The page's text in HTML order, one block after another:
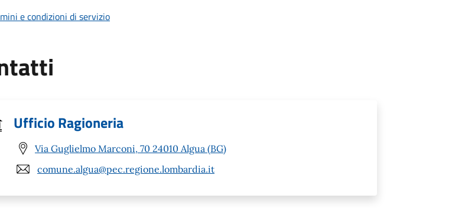
e condizioni di servizio
Ufficio Ragioneria
Via Guglielmo Marconi, 70 24010 Algua (BG)
comune.algua@pec.regione.lombardia.it